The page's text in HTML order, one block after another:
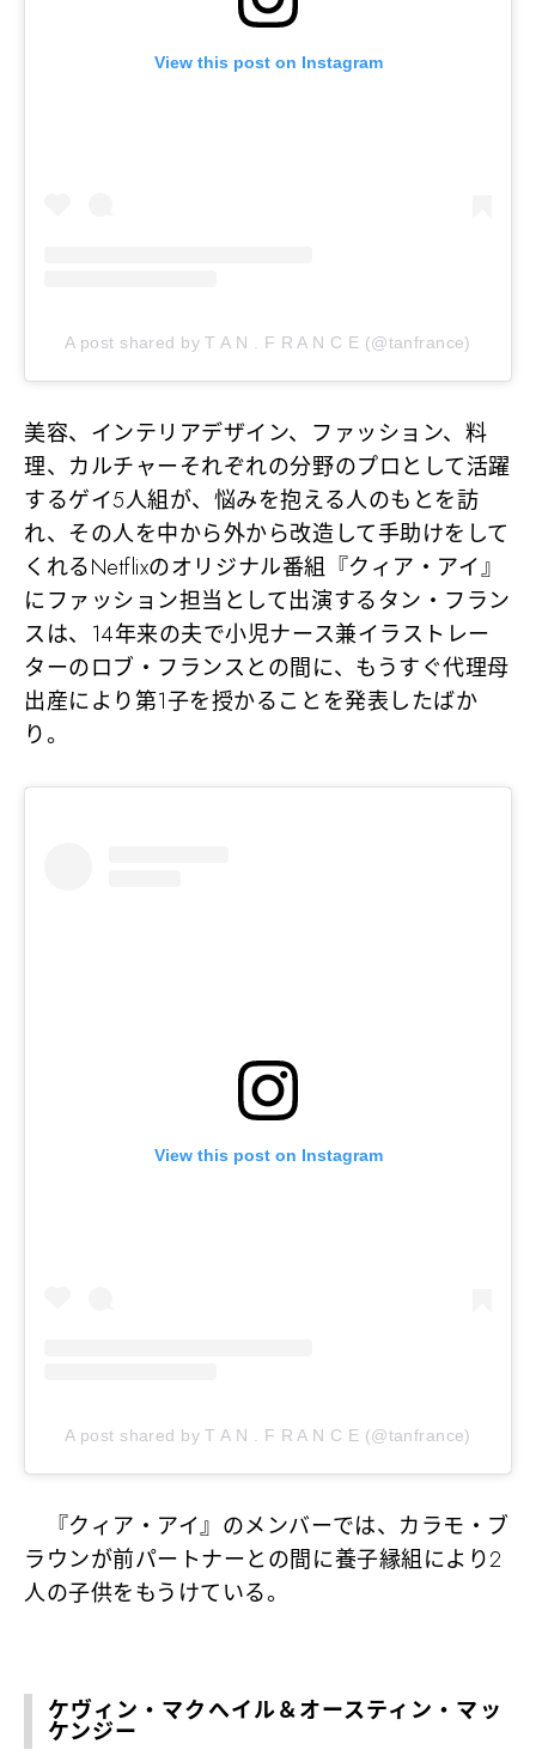
View this post on Instagram
A post shared by T A N . F R A N C E (@tanfrance)
美容、インテリアデザイン、ファッション、料
理、カルチャーそれぞれの分野のプロとして活躍
するゲイ5人組が、悩みを抱える人のもとを訪
れ、その人を中から外から改造して手助けをして
くれるNetflixのオリジナル番組『クィア・アイ』
にファッション担当として出演するタン・フラン
スは、14年来の夫で小児ナース兼イラストレー
ターのロブ・フランスとの間に、もうすぐ代理母
出産により第1子を授かることを発表したばか
り。
View this post on Instagram
A post shared by T A N . F R A N C E (@tanfrance)
『クィア・アイ』のメンバーでは、カラモ・ブ
ラウンが前パートナーとの間に養子縁組により2
人の子供をもうけている。
ケヴィン・マクへイル＆オースティン・マッ
ケンジー